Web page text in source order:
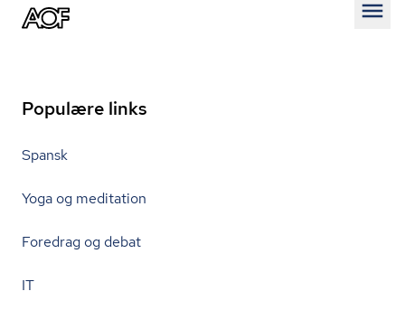
Populære links
Spansk
Yoga og meditation
Foredrag og debat
IT